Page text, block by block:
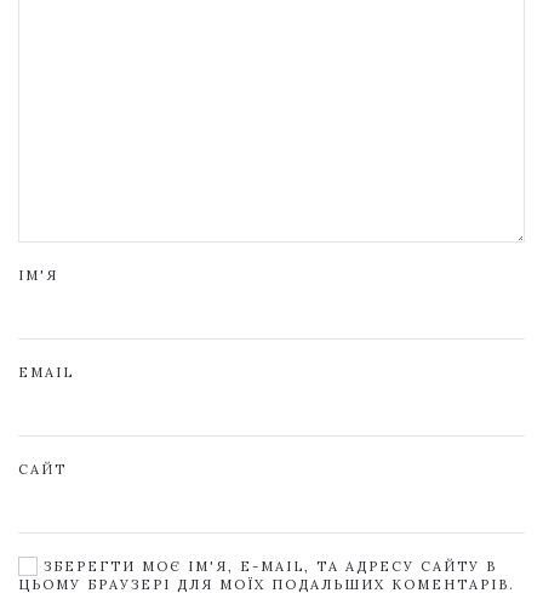
ІМ'Я
EMAIL
САЙТ
ЗБЕРЕГТИ МОЄ ІМ'Я, E-MAIL, ТА АДРЕСУ САЙТУ В
ЦЬОМУ БРАУЗЕРІ ДЛЯ МОЇХ ПОДАЛЬШИХ КОМЕНТАРІВ.